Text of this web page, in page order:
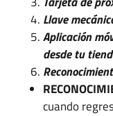
Llave
Aplicación
desde tu
cuando